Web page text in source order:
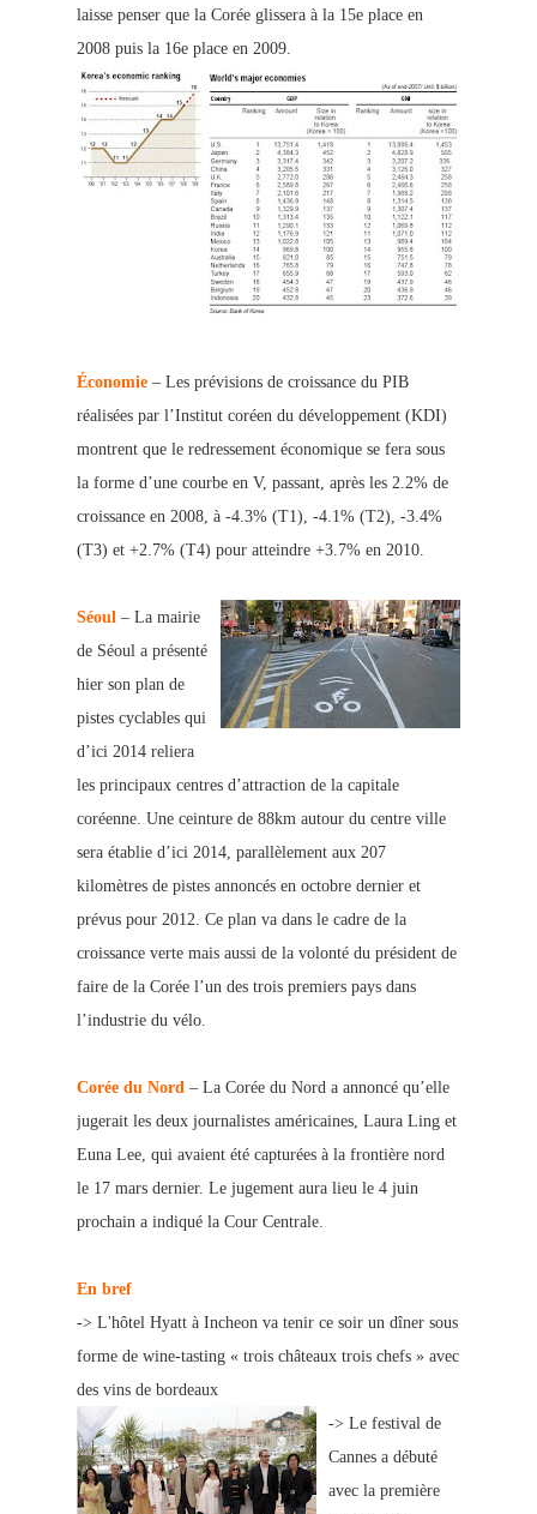
laisse penser que la Corée glissera à la 15e place en
2008 puis la 16e place en 2009.
Économie – Les prévisions de croissance du PIB
réalisées par l’Institut coréen du développement (KDI)
montrent que le redressement économique se fera sous
la forme d’une courbe en V, passant, après les 2.2% de
croissance en 2008, à -4.3% (T1), -4.1% (T2), -3.4%
(T3) et +2.7% (T4) pour atteindre +3.7% en 2010.
Séoul – La mairie
de Séoul a présenté
hier son plan de
pistes cyclables qui
d’ici 2014 reliera
les principaux centres d’attraction de la capitale
coréenne. Une ceinture de 88km autour du centre ville
sera établie d’ici 2014, parallèlement aux 207
kilomètres de pistes annoncés en octobre dernier et
prévus pour 2012. Ce plan va dans le cadre de la
croissance verte mais aussi de la volonté du président de
faire de la Corée l’un des trois premiers pays dans
l’industrie du vélo.
Corée du Nord – La Corée du Nord a annoncé qu’elle
jugerait les deux journalistes américaines, Laura Ling et
Euna Lee, qui avaient été capturées à la frontière nord
le 17 mars dernier. Le jugement aura lieu le 4 juin
prochain a indiqué la Cour Centrale.
En bref
-> L'hôtel Hyatt à Incheon va tenir ce soir un dîner sous
forme de wine-tasting « trois châteaux trois chefs » avec
des vins de bordeaux
-> Le festival de
Cannes a débuté
avec la première